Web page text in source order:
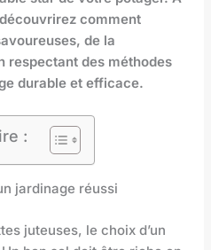
comment
de la
respectant des méthodes
durable et efficace.
:
jardinage réussi
juteuses, le choix d’un